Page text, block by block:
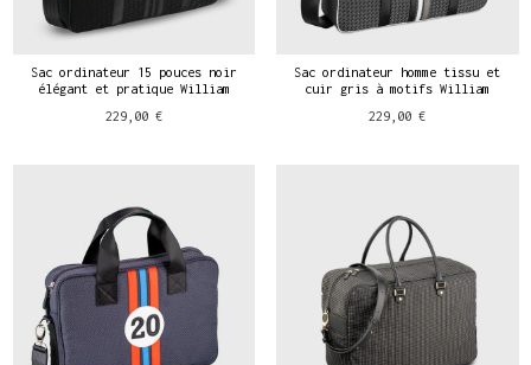
Sac ordinateur 15 pouces noir
élégant et pratique William
229,00 €
Sac ordinateur homme tissu et
cuir gris à motifs William
229,00 €